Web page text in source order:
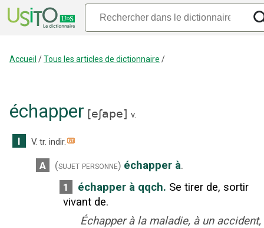
Accueil /Tous les articles de dictionnaire /
échapper [eʃape] v.
I V. tr. indir.
A (sujet personne) échapper à.
1 échapper à qqch. Se tirer de, sortir
vivant de.
Échapper à la maladie, à un accident,